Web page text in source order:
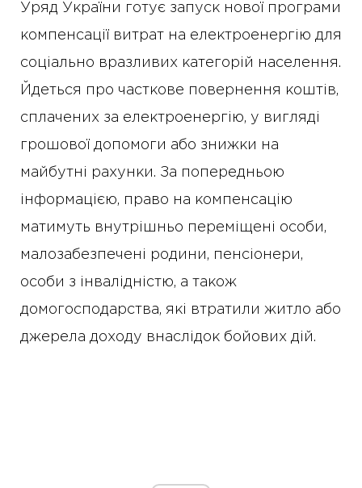
Уряд України готує запуск нової програми
компенсації витрат на електроенергію для
соціально вразливих категорій населення.
Йдеться про часткове повернення коштів,
сплачених за електроенергію, у вигляді
грошової допомоги або знижки на
майбутні рахунки. За попередньою
інформацією, право на компенсацію
матимуть внутрішньо переміщені особи,
малозабезпечені родини, пенсіонери,
особи з інвалідністю, а також
домогосподарства, які втратили житло або
джерела доходу внаслідок бойових дій.